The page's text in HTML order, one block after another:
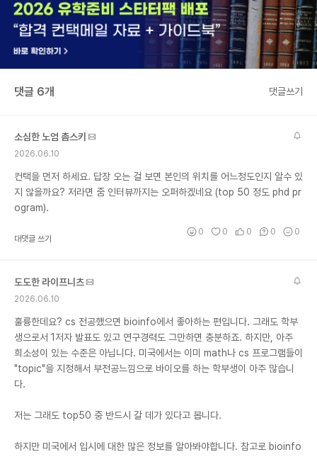
댓글 6개 댓글쓰기
소심한 노엄 촘스키
2026.06.10
컨택을 먼저 하세요. 답장 오는 걸 보면 본인의 위치를 어느정도인지 알수 있
지 않을까요? 저라면 줌 인터뷰까지는 오퍼하겠네요 (top 50 정도 phd pr
ogram).
대댓글 쓰기
0 0 0 0 0
도도한 라이프니츠
2026.06.10
훌륭한데요? cs 전공했으면 bioinfo에서 좋아하는 편입니다. 그래도 학부
생으로서 1저자 발표도 있고 연구경력도 그만하면 충분하죠. 하지만, 아주
희소성이 있는 수준은 아닙니다. 미국에서는 이미 math나 cs 프로그램들이
"topic"을 지정해서 부전공느낌으로 바이오를 하는 학부생이 아주 많습니
다.
저는 그래도 top50 중 반드시 갈 데가 있다고 봅니다.
하지만 미국에서 입시에 대한 많은 정보를 알아봐야합니다. 참고로 bioinfo